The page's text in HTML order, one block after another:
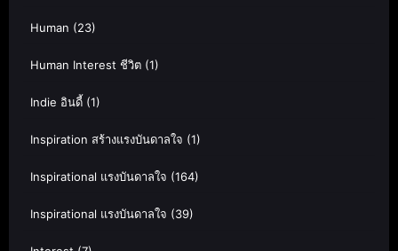
Human (23)
Human Interest ชีวิต (1)
Indie อินดี้ (1)
Inspiration สร้างแรงบันดาลใจ (1)
Inspirational แรงบันดาลใจ (164)
Inspirational แรงบันดาลใจ (39)